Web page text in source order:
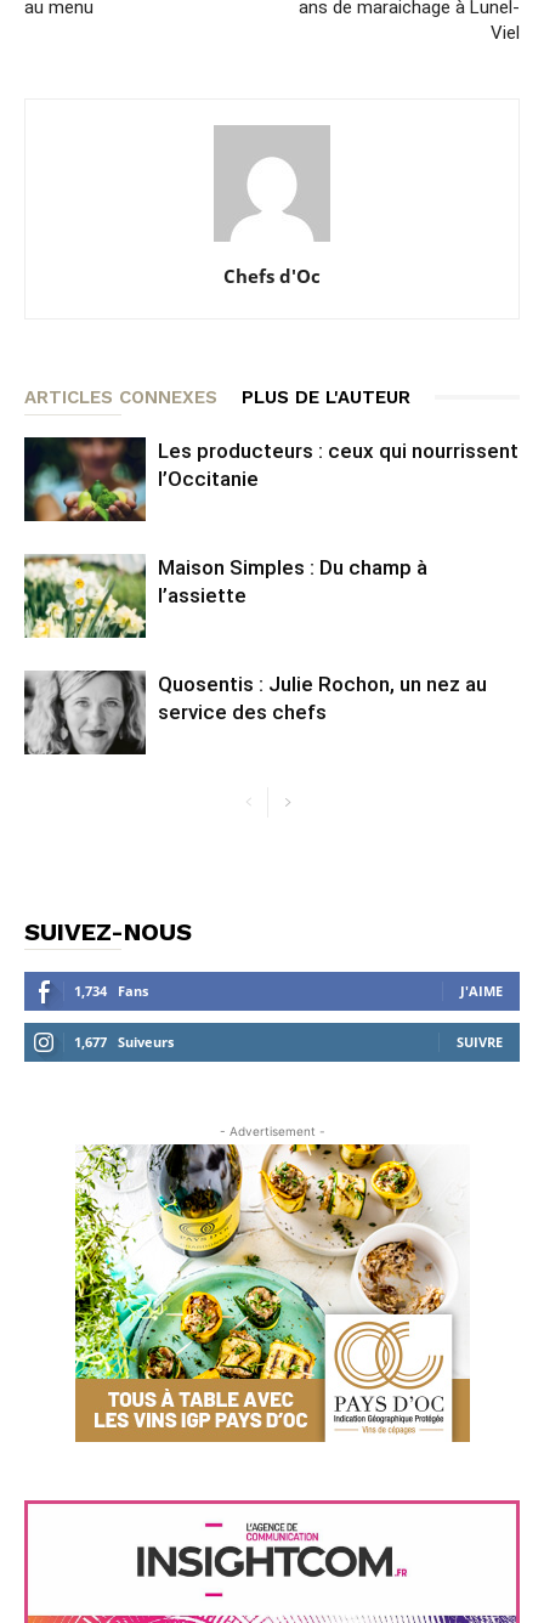
au menu
ans de maraichage à Lunel-
Viel
Chefs d'Oc
ARTICLES CONNEXES PLUS DE L'AUTEUR
Les producteurs : ceux qui nourrissent
l’Occitanie
Maison Simples : Du champ à
l’assiette
Quosentis : Julie Rochon, un nez au
service des chefs
SUIVEZ-NOUS
1,734 Fans J'AIME
1,677 Suiveurs SUIVRE
- Advertisement -